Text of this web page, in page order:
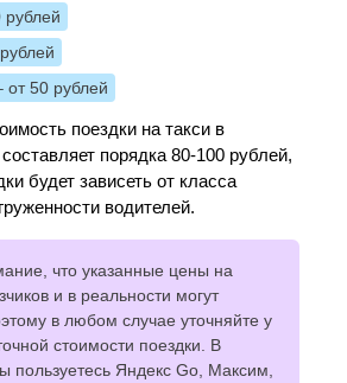
рублей
от 50 рублей
поездки на такси в
порядка 80-100 рублей,
будет зависеть от класса
водителей.
что указанные цены на
и в реальности могут
в любом случае уточняйте у
стоимости поездки. В
пользуетесь Яндекс Go, Максим,